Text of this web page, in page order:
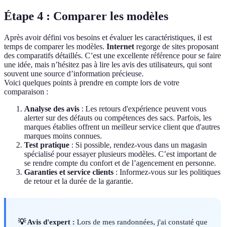
Étape 4 : Comparer les modèles
Après avoir défini vos besoins et évaluer les caractéristiques, il est
temps de comparer les modèles. Internet regorge de sites proposant
des comparatifs détaillés. C’est une excellente référence pour se faire
une idée, mais n’hésitez pas à lire les avis des utilisateurs, qui sont
souvent une source d’information précieuse.
Voici quelques points à prendre en compte lors de votre
comparaison :
Analyse des avis : Les retours d'expérience peuvent vous
alerter sur des défauts ou compétences des sacs. Parfois, les
marques établies offrent un meilleur service client que d'autres
marques moins connues.
Test pratique : Si possible, rendez-vous dans un magasin
spécialisé pour essayer plusieurs modèles. C’est important de
se rendre compte du confort et de l’agencement en personne.
Garanties et service clients : Informez-vous sur les politiques
de retour et la durée de la garantie.
💡 Avis d'expert : Lors de mes randonnées, j'ai constaté que